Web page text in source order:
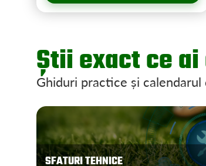
Știi exact ce
Ghiduri practice și
SFATURI TEHNICE